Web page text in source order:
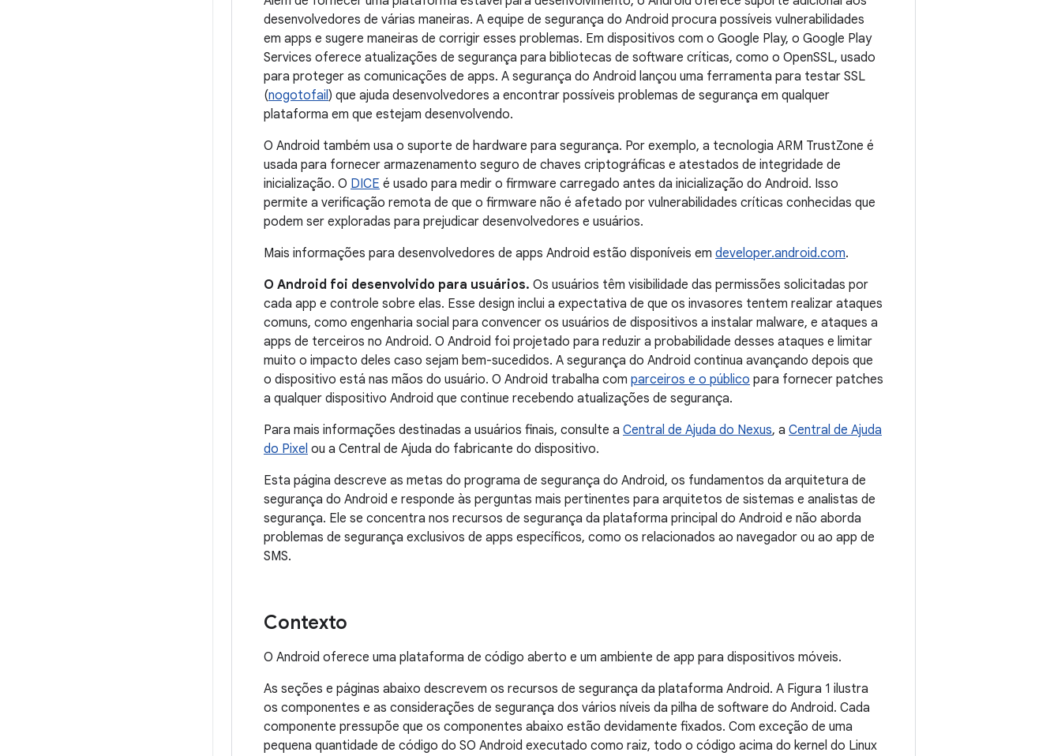
desenvolvedores de várias maneiras. A equipe de segurança do Android procura possíveis vulnerabilidades
em apps e sugere maneiras de corrigir esses problemas. Em dispositivos com o Google Play, o Google Play
Services oferece atualizações de segurança para bibliotecas de software críticas, como o OpenSSL, usado
para proteger as comunicações de apps. A segurança do Android lançou uma ferramenta para testar SSL
(nogotofail) que ajuda desenvolvedores a encontrar possíveis problemas de segurança em qualquer
plataforma em que estejam desenvolvendo.
O Android também usa o suporte de hardware para segurança. Por exemplo, a tecnologia ARM TrustZone é
usada para fornecer armazenamento seguro de chaves criptográficas e atestados de integridade de
inicialização. O DICE é usado para medir o firmware carregado antes da inicialização do Android. Isso
permite a verificação remota de que o firmware não é afetado por vulnerabilidades críticas conhecidas que
podem ser exploradas para prejudicar desenvolvedores e usuários.
Mais informações para desenvolvedores de apps Android estão disponíveis em developer.android.com.
O Android foi desenvolvido para usuários. Os usuários têm visibilidade das permissões solicitadas por
cada app e controle sobre elas. Esse design inclui a expectativa de que os invasores tentem realizar ataques
comuns, como engenharia social para convencer os usuários de dispositivos a instalar malware, e ataques a
apps de terceiros no Android. O Android foi projetado para reduzir a probabilidade desses ataques e limitar
muito o impacto deles caso sejam bem-sucedidos. A segurança do Android continua avançando depois que
o dispositivo está nas mãos do usuário. O Android trabalha com parceiros e o público para fornecer patches
a qualquer dispositivo Android que continue recebendo atualizações de segurança.
Para mais informações destinadas a usuários finais, consulte a Central de Ajuda do Nexus, a Central de Ajuda
do Pixel ou a Central de Ajuda do fabricante do dispositivo.
Esta página descreve as metas do programa de segurança do Android, os fundamentos da arquitetura de
segurança do Android e responde às perguntas mais pertinentes para arquitetos de sistemas e analistas de
segurança. Ele se concentra nos recursos de segurança da plataforma principal do Android e não aborda
problemas de segurança exclusivos de apps específicos, como os relacionados ao navegador ou ao app de
SMS.
Contexto
O Android oferece uma plataforma de código aberto e um ambiente de app para dispositivos móveis.
As seções e páginas abaixo descrevem os recursos de segurança da plataforma Android. A Figura 1 ilustra
os componentes e as considerações de segurança dos vários níveis da pilha de software do Android. Cada
componente pressupõe que os componentes abaixo estão devidamente fixados. Com exceção de uma
pequena quantidade de código do SO Android executado como raiz, todo o código acima do kernel do Linux